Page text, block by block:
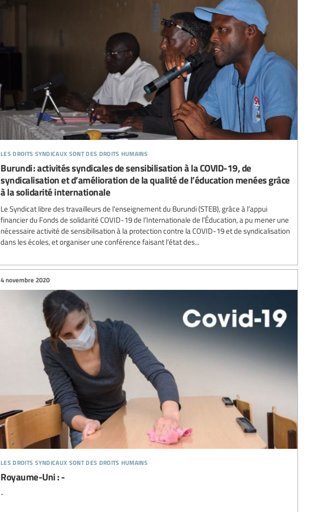
les droits syndicaux sont des droits humains
Burundi : activités syndicales de sensibilisation à la COVID-19, de
syndicalisation et d’amélioration de la qualité de l’éducation menées grâce
à la solidarité internationale
Le Syndicat libre des travailleurs de l'enseignement du Burundi (STEB), grâce à l’appui
financier du Fonds de solidarité COVID-19 de l’Internationale de l’Éducation, a pu mener une
nécessaire activité de sensibilisation à la protection contre la COVID-19 et de syndicalisation
dans les écoles, et organiser une conférence faisant l’état des...
les droits syndicaux sont des droits humains
4 novembre 2020
Royaume-Uni : -
-